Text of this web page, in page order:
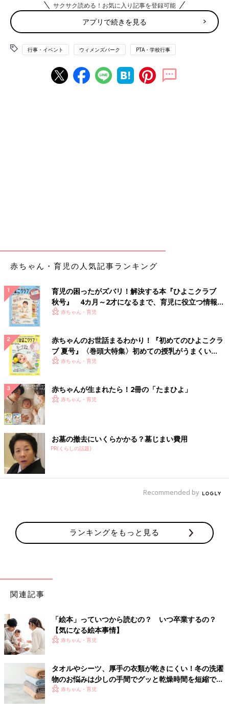
「練習１日、本番１時間の短縮版でした。
“個々の生徒に卒業証書を授与する”は死守でき、来賓、PTA挨拶
がない卒業式は本当に良かったです。
必要最小限は、必要最大だったことを実感です」
「同意見です。来賓なしが良かったかも。長い話は苦手だし、起
立＆礼が何度もあるし。
短縮されたので、校庭でたくさん写真を撮ることができました」
なので、サバサバしたもんです。
は開け放たれて半分野外みたいな感じだし、余韻に浸る時間はな
いし。
休校で子どもたちと先生に距離感ができてしまい、あっさりした
もんでした。
卒業式の短縮よりも、その前の休校のダメージが大きかった感じ
です」
「いい式でした。泣いたか？ というか、卒業式で泣く必要って
無駄なことこそいい経験になる、物足りないという
声も
しかし一方で、やはり短縮された卒業式に不満を抱く声も届きま
した。
「私は物足りなかったです。上の子の卒業式を体験しているから
伴奏の生徒の紹介はなく、練習が少ないせいか何度も間違えてか
わいそうでした。
毎回、卒業式での６年生と５年生の合唱のハモりが素晴らしく、
その経験ができない今年の５年生は、かわいそうと私は思ってい
ます」
す。
式典の緊張感ある雰囲気って、人生ではそう経験できないし。
我が子はもう大きいのですが“卒業式でPTA会長さんが、涙をこ
らえて祝辞を述べてくれたことが、今も忘れられない”と、言っ
ています」
「卒業式は人生で多くても５回。式典のマナーを学べる、貴重な
機会だと思っているので、短縮は残念でなりません」
サクサク読める！お気に入り記事を登録可能
アプリで続きを見る
行事・イベント ウィメンズパーク PTA・学校行事
赤ちゃん・育児の人気記事ランキング
育児の困ったがズバリ！解決する本『ひよこクラブ
秋号』 4カ月～2才になるまで、育児に役立つ情報が
いっぱい！
赤ちゃん・育児
赤ちゃんのお世話まるわかり！『初めてのひよこクラ
ブ 夏号』〈巻頭大特集〉初めての授乳がうまくい
く！ おっぱい・ミルクの基本と夏のトラブル 解決テ
赤ちゃん・育児
赤ちゃんが生まれたら！2冊の「たまひよ」
赤ちゃん・育児
お墓の撤去にいくらかかる？墓じまい費用
PR(くらしの話題)
Recommended by
ランキングをもっと見る
関連記事
「絵本」っていつから読むの？ いつ卒業するの？
【気になる絵本事情】
赤ちゃん・育児
タオルやシーツ、厚手の衣類が乾きにくい！冬の洗濯
物のお悩みは少しの手間でグッと乾燥時間を短縮でき
る！赤ちゃん・育児